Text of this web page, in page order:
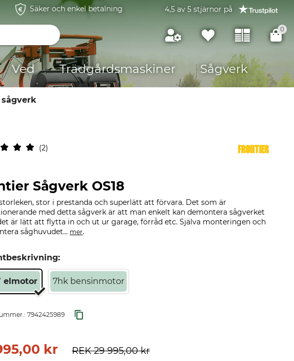
Säker och enkel betalning 4,5 av 5 stjärnor på
0
Ved Trädgårdsmaskiner Sågverk
sågverk
2
Sågverk OS18
stor i prestanda och superlätt att förvara. Det som är
med detta sågverk är att man enkelt kan demontera sågverket
är lätt att flytta in och ut ur garage, förråd etc. Själva monteringen och
såghuvudet... mer.
elmotor 7hk bensinmotor
7942425989
kr REK29 995,00 kr